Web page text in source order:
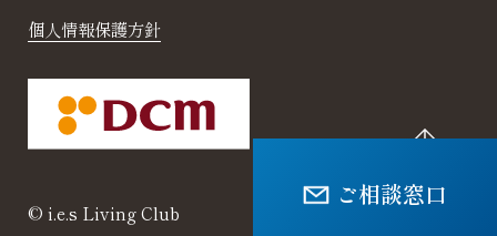
個人情報保護方針
© i.e.s Living Club
ご相談窓口